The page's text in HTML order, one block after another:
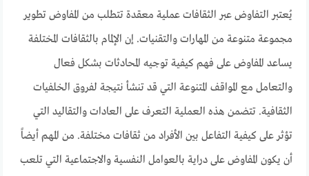
يُعتبر التفاوض عبر الثقافات عملية معقدة تتطلب من المفاوض تطوير
مجموعة متنوعة من المهارات والتقنيات. إن الإلمام بالثقافات المختلفة
يساعد المفاوض على فهم كيفية توجيه المحادثات بشكل فعال
والتعامل مع المواقف المتنوعة التي قد تنشأ نتيجة لفروق الخلفيات
الثقافية. تتضمن هذه العملية التعرف على العادات والتقاليد التي
تؤثر على كيفية التفاعل بين الأفراد من ثقافات مختلفة. من المهم أيضاً
أن يكون المفاوض على دراية بالعوامل النفسية والاجتماعية التي تلعب